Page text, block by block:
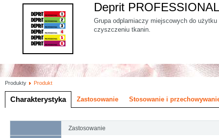
Deprit PROFESSIONAL
Grupa odplamiaczy miejscowych do użytku
czyszczeniu tkanin.
Produkty Produkt
Charakterystyka Zastosowanie Stosowanie i
Zastosowanie